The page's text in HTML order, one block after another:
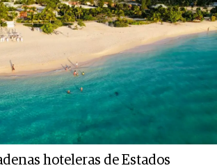
hoteleras de Estados